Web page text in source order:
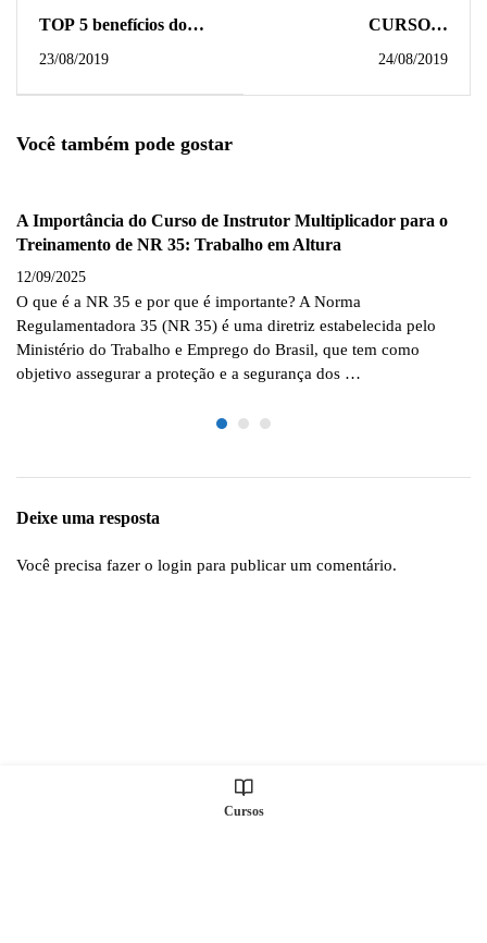
TOP 5 benefícios do
23/08/2019
CURSO A
24/08/2019
Você também pode gostar
A Importância do Curso de Instrutor Multiplicador para o
Treinamento de NR 35: Trabalho em Altura
12/09/2025
O que é a NR 35 e por que é importante? A Norma
Regulamentadora 35 (NR 35) é uma diretriz estabelecida pelo
Ministério do Trabalho e Emprego do Brasil, que tem como
objetivo assegurar a proteção e a segurança dos …
Deixe uma resposta
Você precisa fazer o login para publicar um comentário.
Cursos